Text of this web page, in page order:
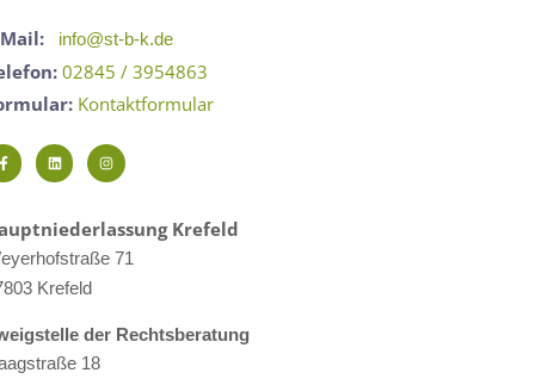
Mail: info@st-b-k.de
02845 / 3954863
Kontaktformular
Krefeld
71
Krefeld
der Rechtsberatung
18